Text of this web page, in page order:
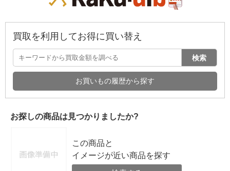
買取を利用してお得に買い替え
検索
お買いもの履歴から探す
お探しの商品は見つかりましたか?
この商品と
イメージが近い商品を探す